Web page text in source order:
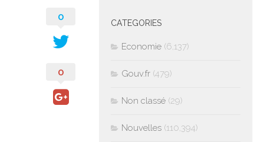
0
0
CATEGORIES
Economie (6,137)
Gouv.fr (479)
Non classé (29)
Nouvelles (110,394)